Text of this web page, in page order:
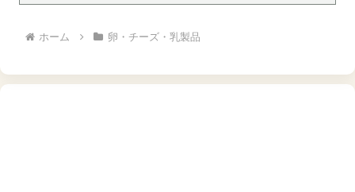
ホーム 卵・チーズ・乳製品